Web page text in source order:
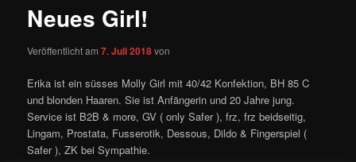
Neues Girl!
Veröffentlicht am7. Juli 2018von
Erika ist ein süsses Molly Girl mit 40/42 Konfektion, BH 85 C
und blonden Haaren. Sie ist Anfängerin und 20 Jahre jung.
Service ist B2B & more, GV ( only Safer ), frz, frz beidseitig,
Lingam, Prostata, Fusserotik, Dessous, Dildo & Fingerspiel (
Safer ), ZK bei Sympathie.